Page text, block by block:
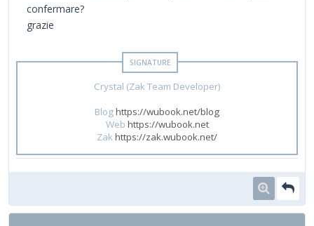
confermare?
grazie
Crystal (Zak Team Developer)
Bloghttps://wubook.net/blog
Web https://wubook.net
Zak https://zak.wubook.net/